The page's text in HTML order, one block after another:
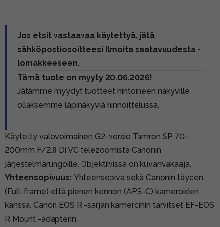
Jos etsit vastaavaa käytettyä, jätä
sähköpostiosoitteesi Ilmoita saatavuudesta -
lomakkeeseen.
Tämä tuote on myyty 20.06.2026!
Jätämme myydyt tuotteet hintoineen näkyville
ollaksemme läpinäkyviä hinnoittelussa.
Käytetty valovoimainen G2-versio Tamron SP 70-
200mm F/2.8 Di VC telezoomista Canonin
järjestelmärungoille. Objektiivissa on kuvanvakaaja.
Yhteensopivuus: Yhteensopiva sekä Canonin täyden
(Full-frame) että pienen kennon (APS-C) kameroiden
kanssa. Canon EOS R -sarjan kameroihin tarvitset EF-EOS
R Mount -adapterin.